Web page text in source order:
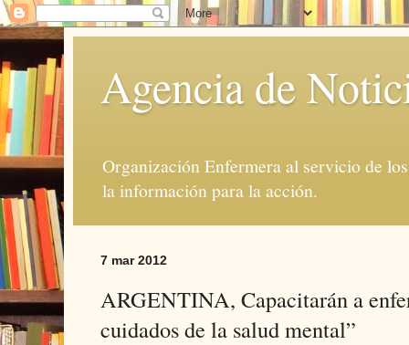
Agencia de
Organización Enfermera al servicio de
la información para la acción.
7 mar 2012
ARGENTINA, Capacitarán a
cuidados de la salud mental”